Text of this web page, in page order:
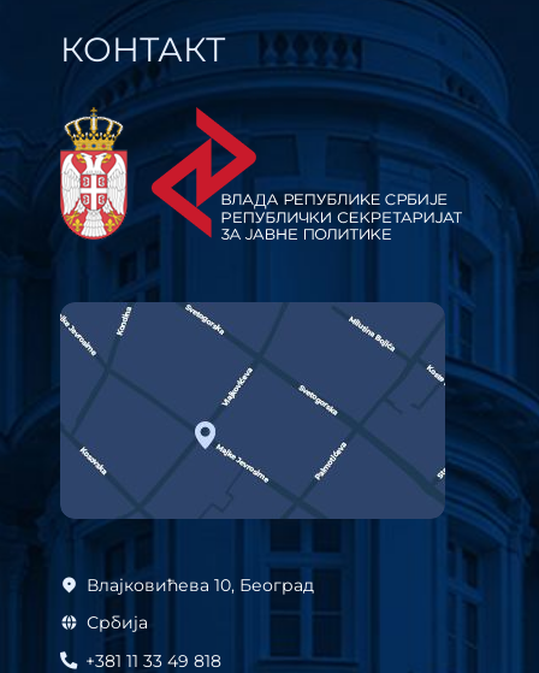
КОНТАКТ
Влајковићева 10, Београд
Србија
+381 11 33 49 818